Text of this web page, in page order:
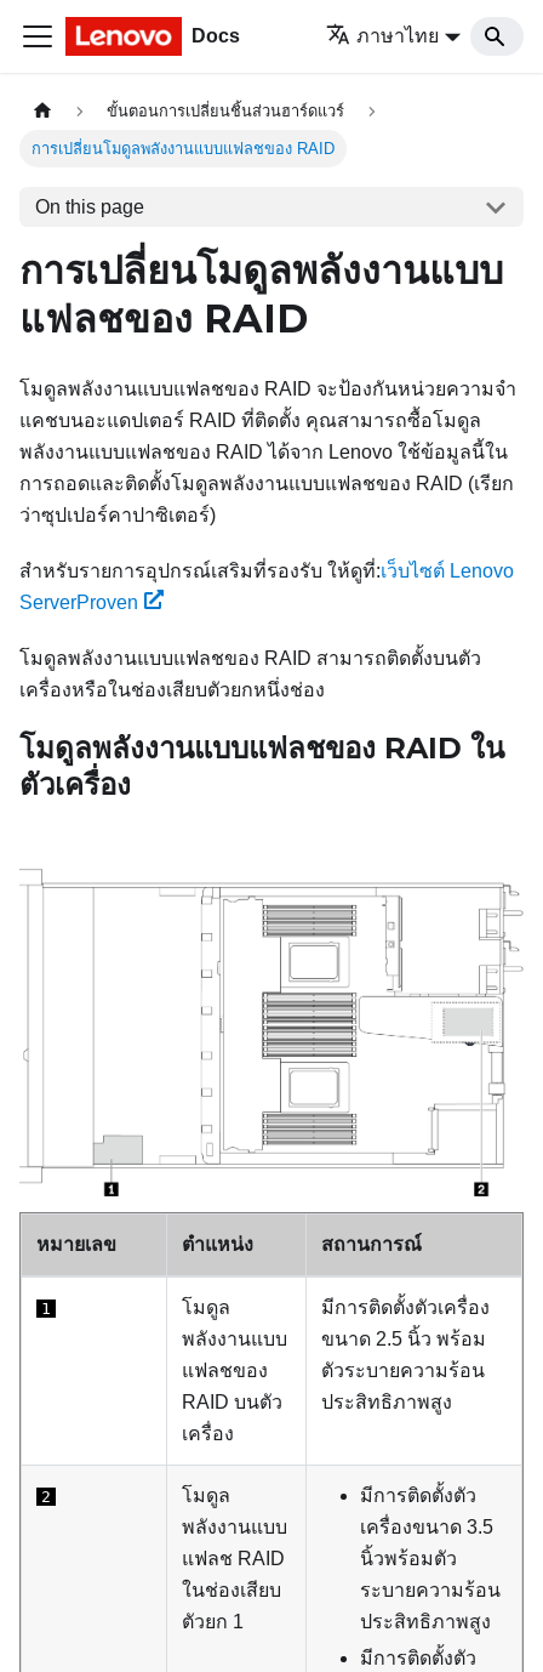
Docs ภาษาไทย
ขั้นตอนการเปลี่ยนชิ้นส่วนฮาร์ดแวร์
การเปลี่ยนโมดูลพลังงานแบบแฟลชของ RAID
On this page
การเปลี่ยนโมดูลพลังงานแบบ
แฟลชของ RAID
โมดูลพลังงานแบบแฟลชของ RAID จะป้องกันหน่วยความจำ
แคชบนอะแดปเตอร์ RAID ที่ติดตั้ง คุณสามารถซื้อโมดูล
พลังงานแบบแฟลชของ RAID ได้จาก Lenovo ใช้ข้อมูลนี้ใน
การถอดและติดตั้งโมดูลพลังงานแบบแฟลชของ RAID (เรียก
ว่าซุปเปอร์คาปาซิเตอร์)
สำหรับรายการอุปกรณ์เสริมที่รองรับ ให้ดูที่:เว็บไซต์ Lenovo
ServerProven
โมดูลพลังงานแบบแฟลชของ RAID สามารถติดตั้งบนตัว
เครื่องหรือในช่องเสียบตัวยกหนึ่งช่อง
โมดูลพลังงานแบบแฟลชของ RAID ใน
ตัวเครื่อง
หมายเลข ตำแหน่ง สถานการณ์
1
โมดูล
พลังงานแบบ
แฟลชของ
RAID บนตัว
เครื่อง
มีการติดตั้งตัวเครื่อง
ขนาด 2.5 นิ้ว พร้อม
ตัวระบายความร้อน
ประสิทธิภาพสูง
2
โมดูล
พลังงานแบบ
แฟลช RAID
ในช่องเสียบ
ตัวยก 1
มีการติดตั้งตัว
เครื่องขนาด 3.5
นิ้วพร้อมตัว
ระบายความร้อน
ประสิทธิภาพสูง
มีการติดตั้งตัว